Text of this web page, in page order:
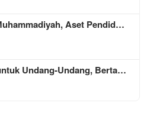
Aset Pendid…
Undang-Undang, Berta…